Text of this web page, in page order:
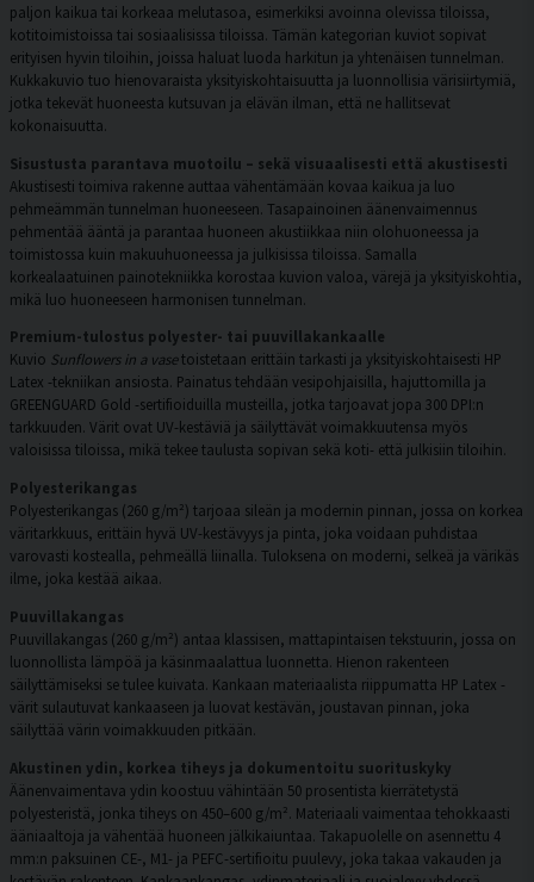
paljon kaikua tai korkeaa melutasoa, esimerkiksi avoinna olevissa tiloissa,
kotitoimistoissa tai sosiaalisissa tiloissa. Tämän kategorian kuviot sopivat
erityisen hyvin tiloihin, joissa haluat luoda harkitun ja yhtenäisen tunnelman.
Kukkakuvio tuo hienovaraista yksityiskohtaisuutta ja luonnollisia värisiirtymiä,
jotka tekevät huoneesta kutsuvan ja elävän ilman, että ne hallitsevat
kokonaisuutta.
Sisustusta parantava muotoilu – sekä visuaalisesti että akustisesti
Akustisesti toimiva rakenne auttaa vähentämään kovaa kaikua ja luo
pehmeämmän tunnelman huoneeseen. Tasapainoinen äänenvaimennus
pehmentää ääntä ja parantaa huoneen akustiikkaa niin olohuoneessa ja
toimistossa kuin makuuhuoneessa ja julkisissa tiloissa. Samalla
korkealaatuinen painotekniikka korostaa kuvion valoa, värejä ja yksityiskohtia,
mikä luo huoneeseen harmonisen tunnelman.
Premium-tulostus polyester- tai puuvillakankaalle
Kuvio Sunflowers in a vasetoistetaan erittäin tarkasti ja yksityiskohtaisesti HP
Latex -tekniikan ansiosta. Painatus tehdään vesipohjaisilla, hajuttomilla ja
GREENGUARD Gold -sertifioiduilla musteilla, jotka tarjoavat jopa 300 DPI:n
tarkkuuden. Värit ovat UV-kestäviä ja säilyttävät voimakkuutensa myös
valoisissa tiloissa, mikä tekee taulusta sopivan sekä koti- että julkisiin tiloihin.
Polyesterikangas
Polyesterikangas (260 g/m²) tarjoaa sileän ja modernin pinnan, jossa on korkea
väritarkkuus, erittäin hyvä UV-kestävyys ja pinta, joka voidaan puhdistaa
varovasti kostealla, pehmeällä liinalla. Tuloksena on moderni, selkeä ja värikäs
ilme, joka kestää aikaa.
Puuvillakangas
Puuvillakangas (260 g/m²) antaa klassisen, mattapintaisen tekstuurin, jossa on
luonnollista lämpöä ja käsinmaalattua luonnetta. Hienon rakenteen
säilyttämiseksi se tulee kuivata. Kankaan materiaalista riippumatta HP Latex -
värit sulautuvat kankaaseen ja luovat kestävän, joustavan pinnan, joka
säilyttää värin voimakkuuden pitkään.
Akustinen ydin, korkea tiheys ja dokumentoitu suorituskyky
Äänenvaimentava ydin koostuu vähintään 50 prosentista kierrätetystä
polyesteristä, jonka tiheys on 450–600 g/m². Materiaali vaimentaa tehokkaasti
ääniaaltoja ja vähentää huoneen jälkikaiuntaa. Takapuolelle on asennettu 4
mm:n paksuinen CE-, M1- ja PEFC-sertifioitu puulevy, joka takaa vakauden ja